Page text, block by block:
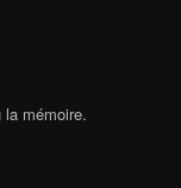
la mémoire.